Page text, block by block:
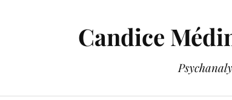
Candice